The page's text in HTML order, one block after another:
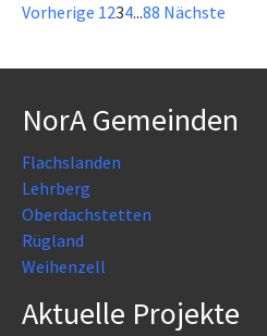
Vorherige 1234...88 Nächste
NorA Gemeinden
Flachslanden
Lehrberg
Oberdachstetten
Rügland
Weihenzell
Aktuelle Projekte